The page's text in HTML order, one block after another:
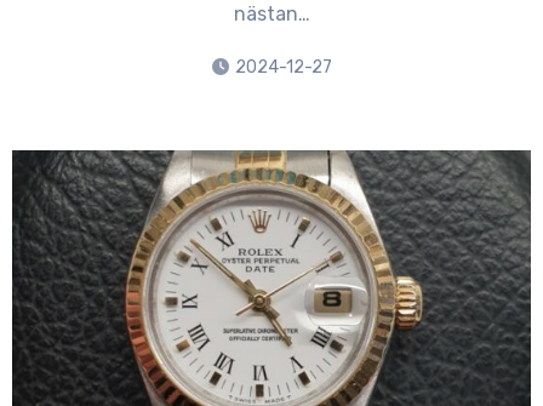
nästan…
2024-12-27